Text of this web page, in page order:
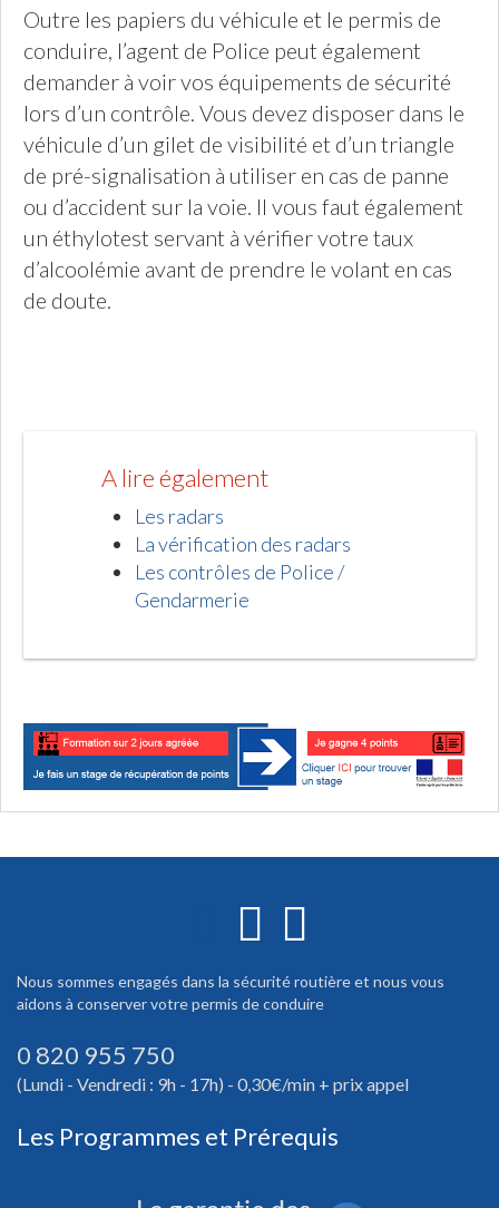
Outre les papiers du véhicule et le permis de
conduire, l’agent de Police peut également
demander à voir vos équipements de sécurité
lors d’un contrôle. Vous devez disposer dans le
véhicule d’un gilet de visibilité et d’un triangle
de pré-signalisation à utiliser en cas de panne
ou d’accident sur la voie. Il vous faut également
un éthylotest servant à vérifier votre taux
d’alcoolémie avant de prendre le volant en cas
de doute.
A lire également
Les radars
La vérification des radars
Les contrôles de Police /
Gendarmerie
Nous sommes engagés dans la sécurité routière et nous vous
aidons à conserver votre permis de conduire
0 820 955 750
(Lundi - Vendredi : 9h - 17h) - 0,30€/min + prix appel
Les Programmes et Prérequis